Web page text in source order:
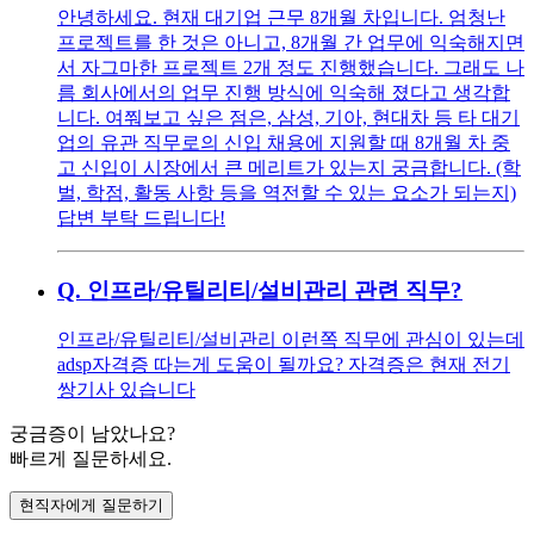
안녕하세요. 현재 대기업 근무 8개월 차입니다. 엄청난
프로젝트를 한 것은 아니고, 8개월 간 업무에 익숙해지면
서 자그마한 프로젝트 2개 정도 진행했습니다. 그래도 나
름 회사에서의 업무 진행 방식에 익숙해 졌다고 생각합
니다. 여쭤보고 싶은 점은, 삼성, 기아, 현대차 등 타 대기
업의 유관 직무로의 신입 채용에 지원할 때 8개월 차 중
고 신입이 시장에서 큰 메리트가 있는지 궁금합니다. (학
벌, 학점, 활동 사항 등을 역전할 수 있는 요소가 되는지)
답변 부탁 드립니다!
Q. 인프라/유틸리티/설비관리 관련 직무?
인프라/유틸리티/설비관리 이런쪽 직무에 관심이 있는데
adsp자격증 따는게 도움이 될까요? 자격증은 현재 전기
쌍기사 있습니다
궁금증이 남았나요?
빠르게 질문하세요.
현직자에게 질문하기